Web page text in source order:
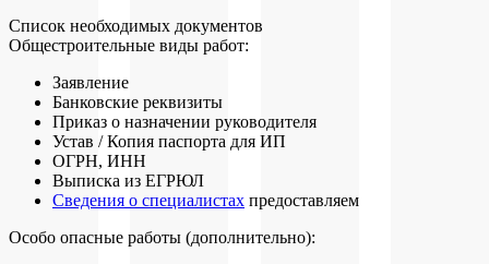
Список необходимых документов
Общестроительные виды работ:
Заявление
Банковские реквизиты
Приказ о назначении руководителя
Устав / Копия паспорта для ИП
ОГРН, ИНН
Выписка из ЕГРЮЛ
Сведения о специалистах предоставляем
Особо опасные работы (дополнительно):